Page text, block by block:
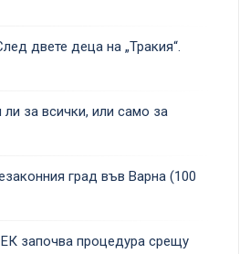
двете деца на „Тракия“.
за всички, или само за
град във Варна (100
започва процедура срещу